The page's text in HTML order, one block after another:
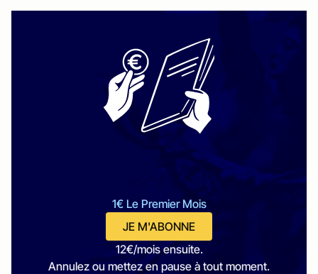
1€ Le Premier Mois
JE M'ABONNE
12€/mois ensuite.
Annulez ou mettez en pause à tout moment.